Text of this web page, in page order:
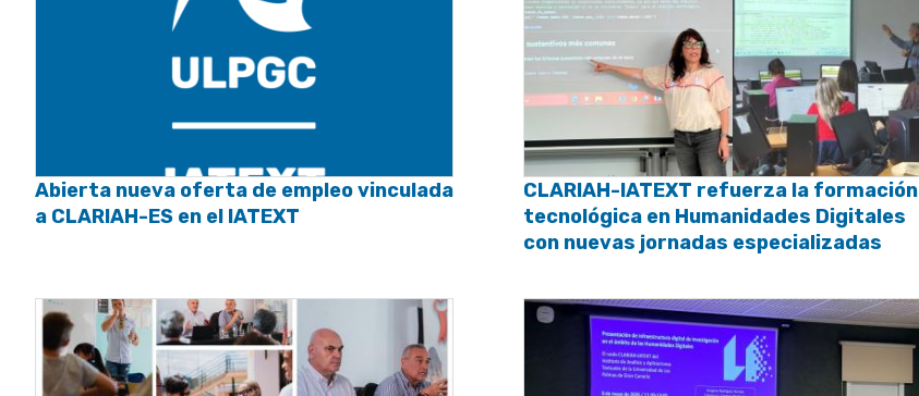
Abierta nueva oferta de empleo vinculada
a CLARIAH-ES en el IATEXT
CLARIAH-IATEXT refuerza la formación
tecnológica en Humanidades Digitales
con nuevas jornadas especializadas